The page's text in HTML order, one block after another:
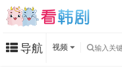
导航 视频